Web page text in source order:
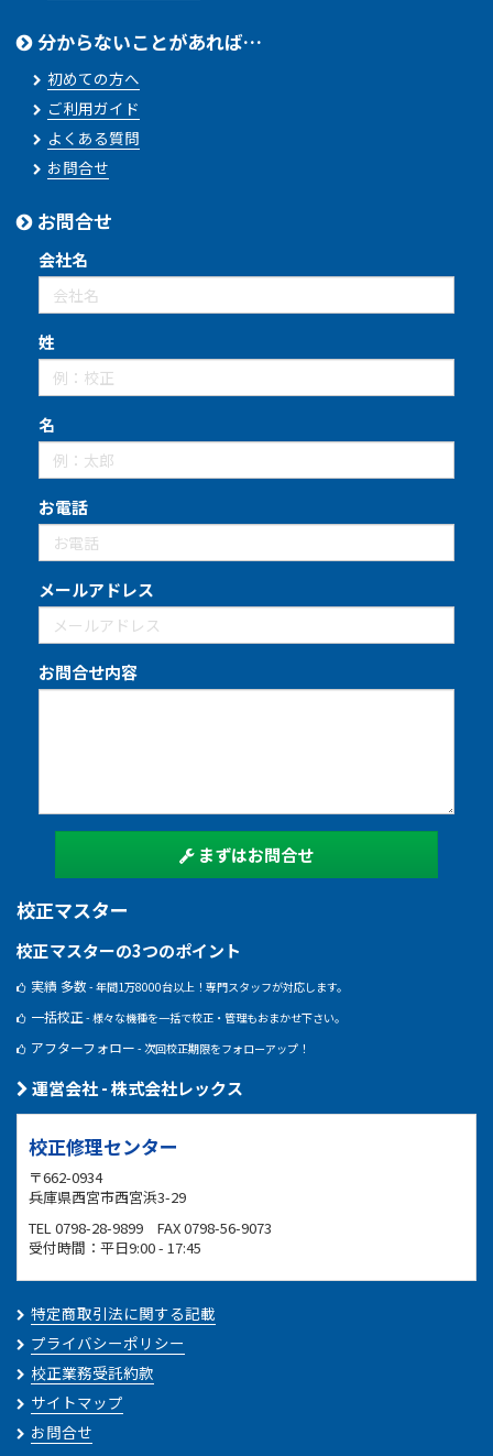
分からないことがあれば…
初めての方へ
ご利用ガイド
よくある質問
お問合せ
お問合せ
会社名
姓
名
お電話
メールアドレス
お問合せ内容
まずはお問合せ
校正マスター
校正マスターの3つのポイント
実績 多数- 年間1万8000台以上！専門スタッフが対応します。
一括校正 - 様々な機種を一括で校正・管理もおまかせ下さい。
アフターフォロー - 次回校正期限をフォローアップ！
運営会社 - 株式会社レックス
校正修理センター
〒662-0934
兵庫県西宮市西宮浜3-29
TEL 0798-28-9899 FAX 0798-56-9073
受付時間：平日9:00 - 17:45
特定商取引法に関する記載
プライバシーポリシー
校正業務受託約款
サイトマップ
お問合せ